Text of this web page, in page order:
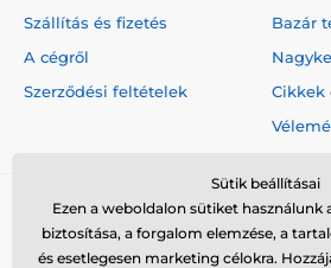
Szállítás és fizetés
A cégről
Szerződési feltételek
Bazár
Cikkek
Sütik beállításai
Ezen a weboldalon sütiket használunk
biztosítása, a forgalom elemzése, a
és esetlegesen marketing célokra.